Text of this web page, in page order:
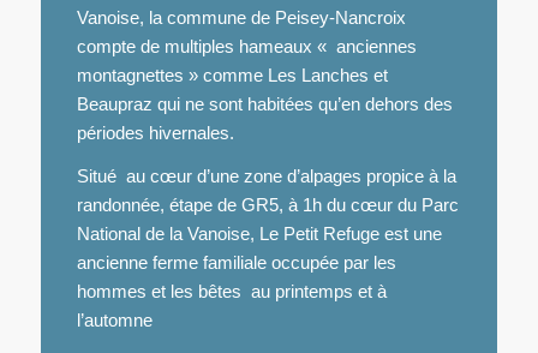
Vanoise, la commune de Peisey-Nancroix
compte de multiples hameaux « anciennes
montagnettes » comme Les Lanches et
Beaupraz qui ne sont habitées qu’en dehors des
périodes hivernales.
Situé au cœur d’une zone d’alpages propice à la
randonnée, étape de GR5, à 1h du cœur du Parc
National de la Vanoise, Le Petit Refuge est une
ancienne ferme familiale occupée par les
hommes et les bêtes au printemps et à
l’automne